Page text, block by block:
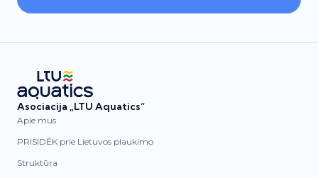
Asociacija „LTU Aquatics“
Apie mus
PRISIDĖK prie Lietuvos plaukimo
Struktūra